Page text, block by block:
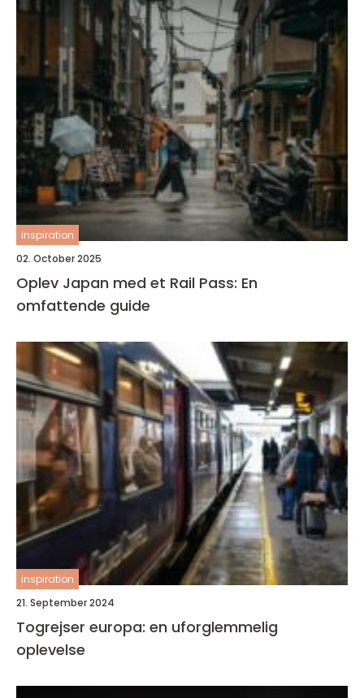
inspiration
02. October 2025
Oplev Japan med et Rail Pass: En
omfattende guide
inspiration
21. September 2024
Togrejser europa: en uforglemmelig
oplevelse